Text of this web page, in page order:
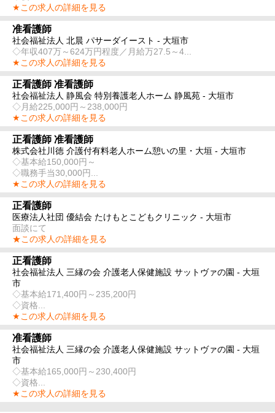
★この求人の詳細を見る
准看護師
社会福祉法人 北晨 パサーダイースト - 大垣市
◇年収407万～624万円程度／月給万27.5～4...
★この求人の詳細を見る
正看護師 准看護師
社会福祉法人 静風会 特別養護老人ホーム 静風苑 - 大垣市
◇月給225,000円～238,000円
★この求人の詳細を見る
正看護師 准看護師
株式会社川徳 介護付有料老人ホーム憩いの里・大垣 - 大垣市
◇基本給150,000円～
◇職務手当30,000円...
★この求人の詳細を見る
正看護師
医療法人社団 優結会 たけもとこどもクリニック - 大垣市
面談にて
★この求人の詳細を見る
正看護師
社会福祉法人 三縁の会 介護老人保健施設 サットヴァの園 - 大垣
市
◇基本給171,400円～235,200円
◇資格...
★この求人の詳細を見る
准看護師
社会福祉法人 三縁の会 介護老人保健施設 サットヴァの園 - 大垣
市
◇基本給165,000円～230,400円
◇資格...
★この求人の詳細を見る